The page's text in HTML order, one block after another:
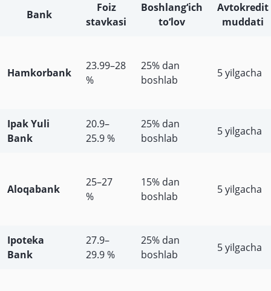
Bank
Foiz
stavkasi
Boshlang‘ich
to‘lov
Avtokredit
muddati
Hamkorbank
23.99–28
%
25% dan
boshlab
5 yilgacha
Ipak Yuli
Bank
20.9–
25.9 %
25% dan
boshlab
5 yilgacha
Aloqabank
25–27
%
15% dan
boshlab
5 yilgacha
Ipoteka
Bank
27.9–
29.9 %
25% dan
boshlab
5 yilgacha